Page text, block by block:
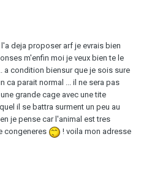
deja proposer arf je evrais bien
m'enfin moi je veux bien te le
a condition biensur que je sois sure
ca parait normal ... il ne sera pas
grande cage avec une tite
il se battra surment un peu au
je pense car l'animal est tres
congeneres
! voila mon adresse